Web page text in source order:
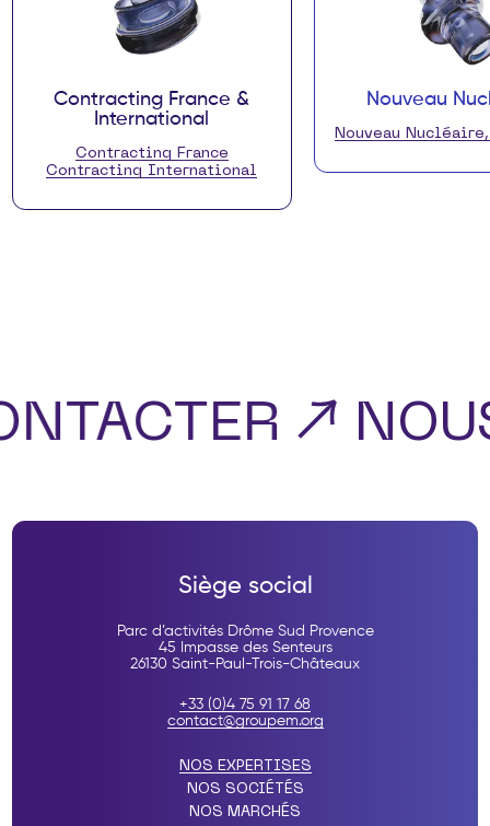
Contracting France &
International
Contracting France
Contracting International
Nouveau
Nouveau Nucléaire,
Siège social
Parc d’activités Drôme Sud Provence
45 Impasse des Senteurs
26130 Saint-Paul-Trois-Châteaux
+33 (0)4 75 91 17 68
contact@groupem.org
NOS EXPERTISES
NOS SOCIÉTÉS
NOS MARCHÉS